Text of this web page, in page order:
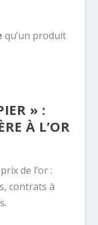
qu’un produit
» :
À L’OR
de l’or :
contrats à